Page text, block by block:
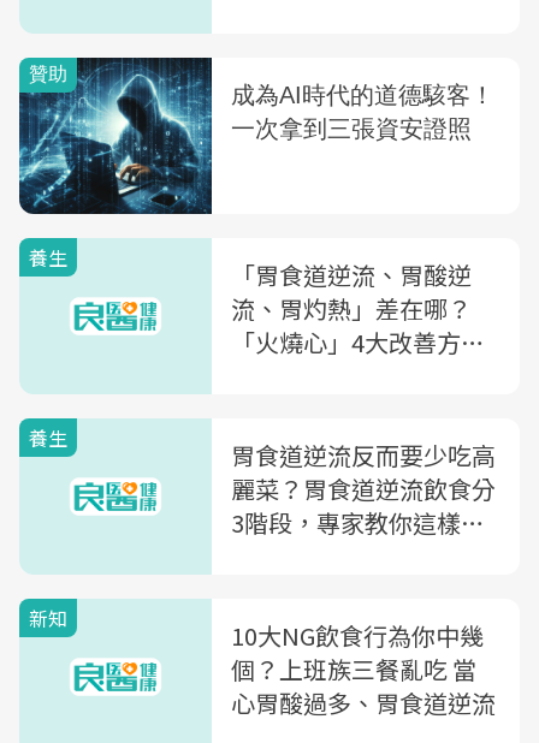
養生
「胃食道逆流、胃酸逆
流、胃灼熱」差在哪？
「火燒心」4大改善方法
養生
胃食道逆流反而要少吃高
麗菜？胃食道逆流飲食分
3階段，專家教你這樣吃
新知
10大NG飲食行為你中幾
個？上班族三餐亂吃 當
心胃酸過多、胃食道逆流